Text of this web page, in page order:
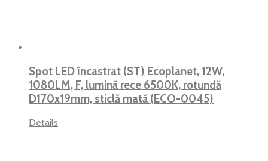
Spot LED încastrat (ST) Ecoplanet, 12W,
1080LM, F, lumină rece 6500K, rotundă
D170x19mm, sticlă mată (ECO-0045)
Details